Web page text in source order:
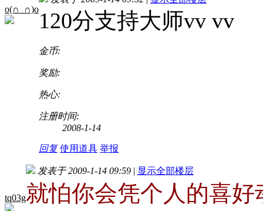
o(∩_∩)o120分支持大师vv vv
金币:
奖励:
热心:
注册时间:
2008-1-14
回复 使用道具 举报
tq03g
发表于 2009-1-14 09:59 | 显示全部楼层
就怕你会凭个人的喜好